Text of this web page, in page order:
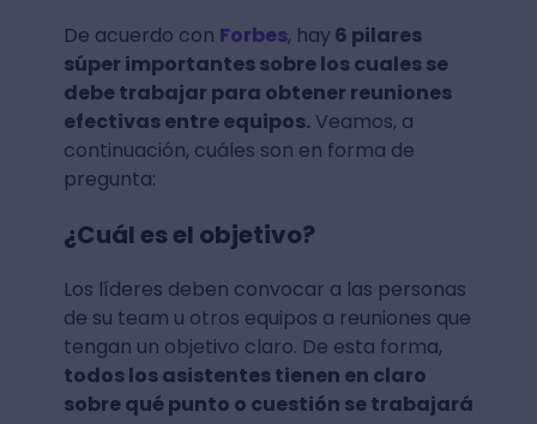
De acuerdo con Forbes, hay6 pilares
súper importantes sobre los cuales se
debe trabajar para obtener reuniones
efectivas entre equipos.Veamos, a
continuación, cuáles son en forma de
pregunta:
¿Cuál es el objetivo?
Los líderes deben convocar a las personas
de su team u otros equipos a reuniones que
tengan un objetivo claro. De esta forma,
todos los asistentes tienen en claro
sobre qué punto o cuestión se trabajará